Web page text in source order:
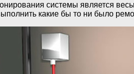
системы является
какие бы то ни было